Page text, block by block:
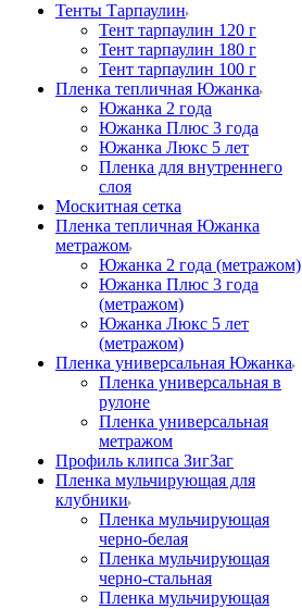
Тенты Тарпаулин
Тент тарпаулин 120 г
Тент тарпаулин 180 г
Тент тарпаулин 100 г
Пленка тепличная Южанка
Южанка 2 года
Южанка Плюс 3 года
Южанка Люкс 5 лет
Пленка для внутреннего
слоя
Москитная сетка
Пленка тепличная Южанка
метражом
Южанка 2 года (метражом)
Южанка Плюс 3 года
(метражом)
Южанка Люкс 5 лет
(метражом)
Пленка универсальная Южанка
Пленка универсальная в
рулоне
Пленка универсальная
метражом
Профиль клипса ЗигЗаг
Пленка мульчирующая для
клубники
Пленка мульчирующая
черно-белая
Пленка мульчирующая
черно-стальная
Пленка мульчирующая